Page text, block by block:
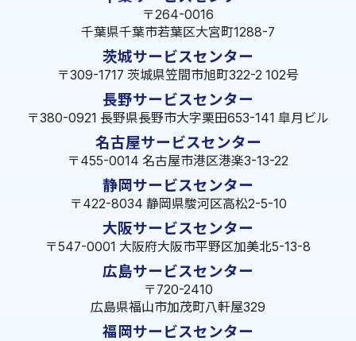
〒264-0016
千葉県千葉市若葉区大宮町1288-7
茨城サービスセンター
〒309-1717 茨城県笠間市旭町322-2 102号
長野サービスセンター
〒380-0921 長野県長野市大字栗田653-141 皐月ビル
名古屋サービスセンター
〒455-0014 名古屋市港区港楽3-13-22
静岡サービスセンター
〒422-8034 静岡県駿河区高松2-5-10
大阪サービスセンター
〒547-0001 大阪府大阪市平野区加美北5-13-8
広島サービスセンター
〒720-2410
広島県福山市加茂町八軒屋329
福岡サービスセンター